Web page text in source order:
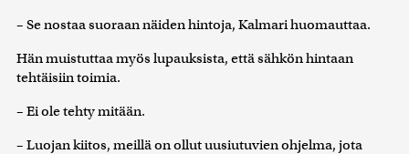
– Se nostaa suoraan näiden hintoja, Kalmari huomauttaa.
Hän muistuttaa myös lupauksista, että sähkön hintaan
tehtäisiin toimia.
– Ei ole tehty mitään.
– Luojan kiitos, meillä on ollut uusiutuvien ohjelma, jota